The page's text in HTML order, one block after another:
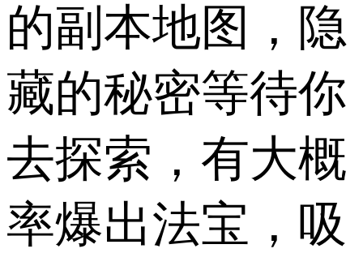
的副本地图，隐
藏的秘密等待你
去探索，有大概
率爆出法宝，吸